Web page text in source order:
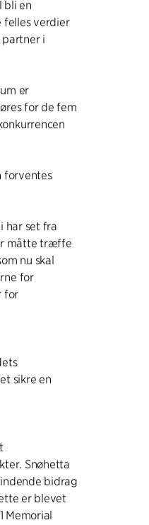
bli en
felles verdier
partner i
er
for de fem
forventes
har set fra
måtte træffe
nu skal
for
for
sikre en
Snøhetta
bidrag
er blevet
Memorial